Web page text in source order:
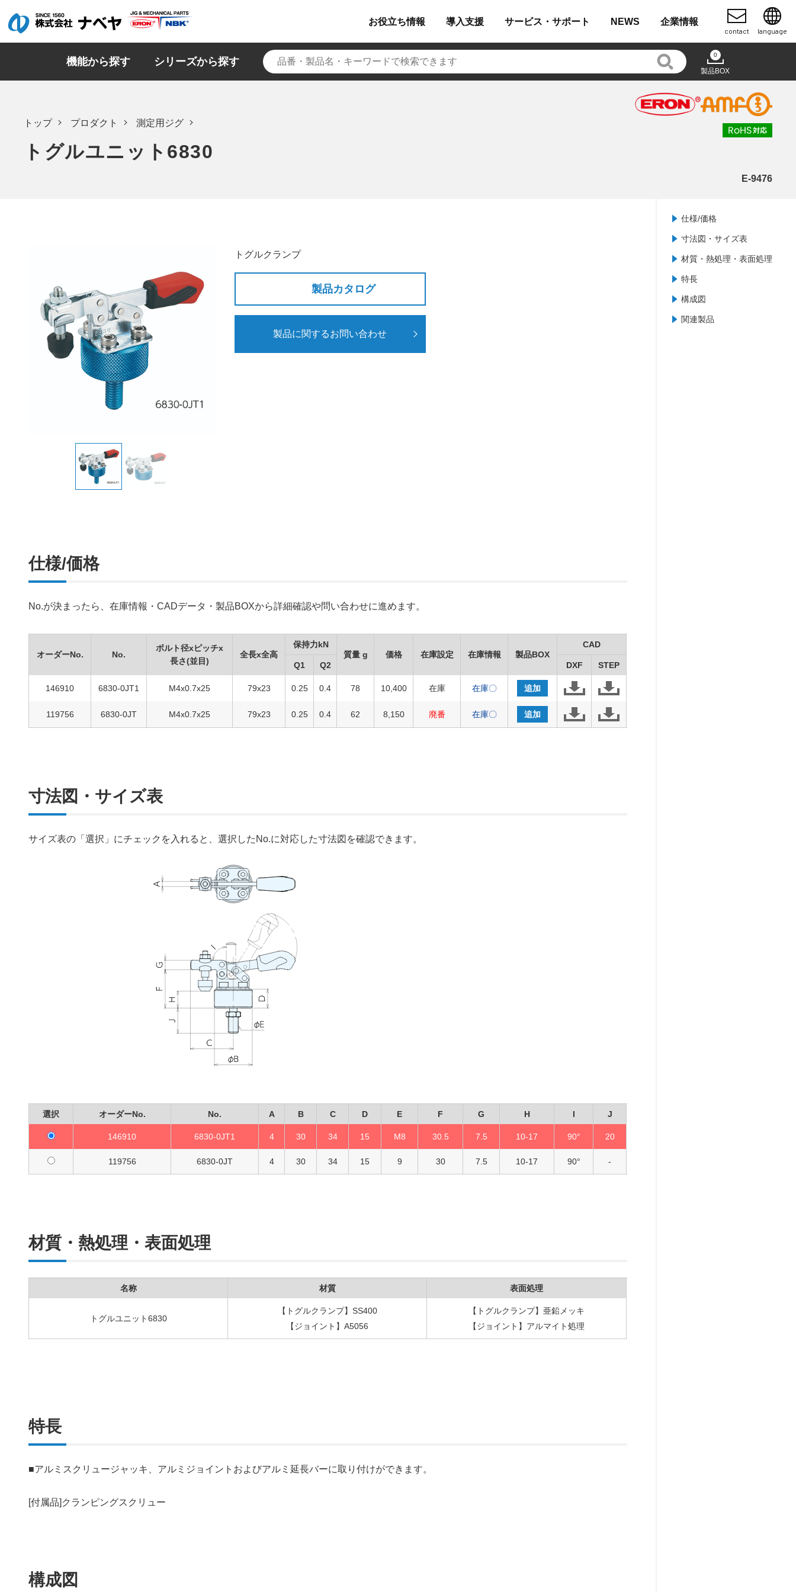
お役立ち情報 導入支援 サービス・ サポート NEWS 企業情報
contact language
機能から探す シリーズから探す
0
製品BOX
トップ プロダクト 測定用ジグ
トグルユニット6830
E-9476
仕様/価格
寸法図・サイズ表
材質・熱処理・表面処理
特長
構成図
関連製品
トグルクランプ
製品カタログ
製品に関するお問い合わせ
仕様/価格
No.が決まったら、在庫情報・CADデータ・製品BOXから詳細確認や問い合わせに進めます。
オーダーNo. No.
ボルト径xピッチx
長さ(並目)
全長x全高
保持力kN
質量 g
価格 在庫設定 在庫情報 製品BOX
CAD
Q1 Q2 DXF STEP
146910 6830-0JT1 M4x0.7x25 79x23 0.25 0.4 78 10,400 在庫 在庫〇 追加
119756 6830-0JT M4x0.7x25 79x23 0.25 0.4 62 8,150 廃番 在庫〇 追加
寸法図・サイズ表
サイズ表の「選択」にチェックを入れると、選択したNo.に対応した寸法図を確認できます。
選択 オーダーNo. No. A B C D E F G H I J
146910 6830-0JT1 4 30 34 15 M8 30.5 7.5 10-17 90° 20
119756 6830-0JT 4 30 34 15 9 30 7.5 10-17 90° -
材質・熱処理・表面処理
名称 材質 表面処理
トグルユニット6830
【トグルクランプ】SS400
【ジョイント】A5056
【トグルクランプ】亜鉛メッキ
【ジョイント】アルマイト処理
特長
■アルミスクリュージャッキ、アルミジョイントおよびアルミ延長バーに取り付けができます。
[付属品]クランピングスクリュー
構成図